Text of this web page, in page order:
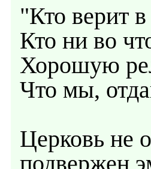
"Кто верит
Кто ни во
Хорошую
Что мы,
Церковь не
подвержен